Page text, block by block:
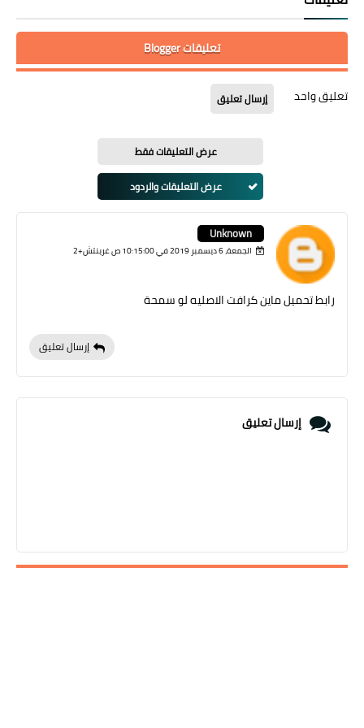
تعليقات Blogger
تعليق واحد إرسال تعليق
عرض التعليقات فقط
عرض التعليقات والردود
Unknown
الجمعة، 6 ديسمبر 2019 في 10:15:00 ص غرينتش+2
رابط تحميل ماين كرافت الاصليه لو سمحة
إرسال تعليق
إرسال تعليق